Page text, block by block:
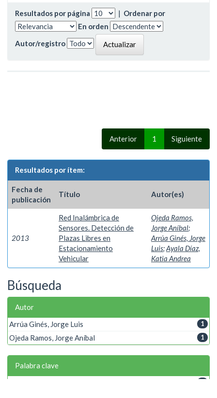
Resultados por página | Ordenar por
En orden
Autor/registro
Anterior 1 Siguiente
Resultados por ítem:
Fecha de
publicación
Título Autor(es)
2013
Red Inalámbrica de
Sensores. Detección de
Plazas Libres en
Estacionamiento
Vehicular
Ojeda Ramos,
Jorge Aníbal;
Arrúa Ginés, Jorge
Luis;Ayala Díaz,
Katia Andrea
Búsqueda
Autor
1
Arrúa Ginés, Jorge Luis
1
Ojeda Ramos, Jorge Aníbal
Palabra clave